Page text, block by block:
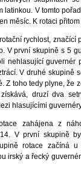
latinkou. V tomto
měsíc. K rotaci
rychlost,
V první skupině s 5
nehlasující
V druhé skupině
Z toho tedy plyne, že
druzí dva
hlasujícími
zahájena z
V první skupině
rotace začíná
irský a řecký